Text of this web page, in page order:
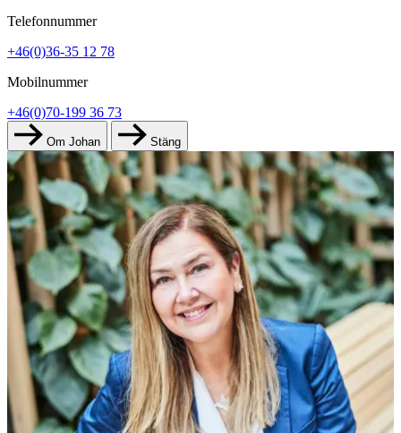
Telefonnummer
+46(0)36-35 12 78
Mobilnummer
+46(0)70-199 36 73
Om Johan Stäng